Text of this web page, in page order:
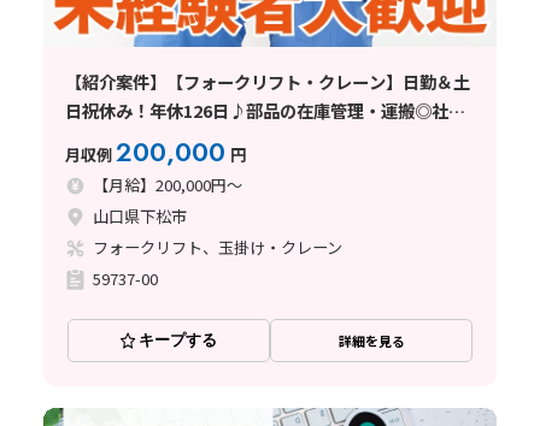
【紹介案件】【フォークリフト・クレーン】日勤＆土
日祝休み！年休126日♪部品の在庫管理・運搬◎社宅
費補助あり★
月収例200,000 円
【月給】200,000円～
山口県下松市
フォークリフト、玉掛け・クレーン
59737-00
キープする 詳細を見る